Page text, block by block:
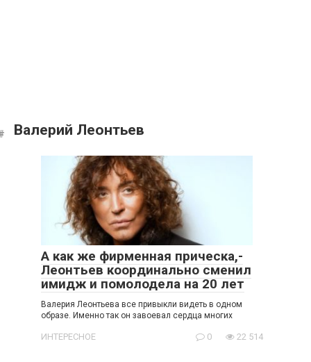
Валерий Леонтьев
А как же фирменная прическа,-
Леонтьев координально сменил
имидж и помолодела на 20 лет
Валерия Леонтьева все привыкли видеть в одном
образе. Именно так он завоевал сердца многих
ИНТЕРЕСНОЕ 0 22 514